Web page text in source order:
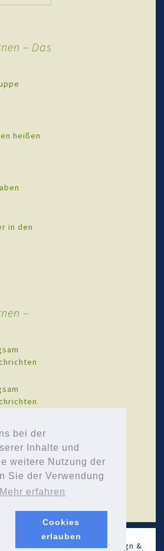
bei der
Inhalte und
weitere Nutzung der
Sie der Verwendung
Mehr erfahren
Cookies
erlauben
– Das
heißen
in den
–
- 2026 .Impressum. Design &